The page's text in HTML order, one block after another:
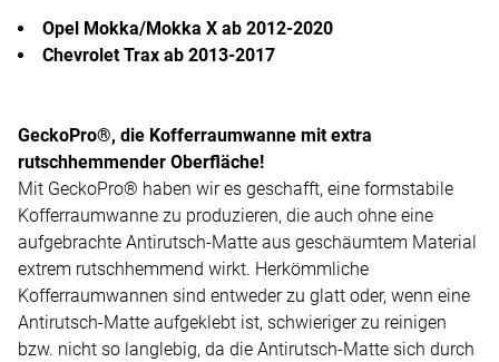
Opel Mokka/Mokka X ab 2012-2020
Chevrolet Trax ab 2013-2017
GeckoPro®, die Kofferraumwanne mit extra
rutschhemmender Oberfläche!
Mit GeckoPro® haben wir es geschafft, eine formstabile
Kofferraumwanne zu produzieren, die auch ohne eine
aufgebrachte Antirutsch-Matte aus geschäumtem Material
extrem rutschhemmend wirkt. Herkömmliche
Kofferraumwannen sind entweder zu glatt oder, wenn eine
Antirutsch-Matte aufgeklebt ist, schwieriger zu reinigen
bzw. nicht so langlebig, da die Antirutsch-Matte sich durch